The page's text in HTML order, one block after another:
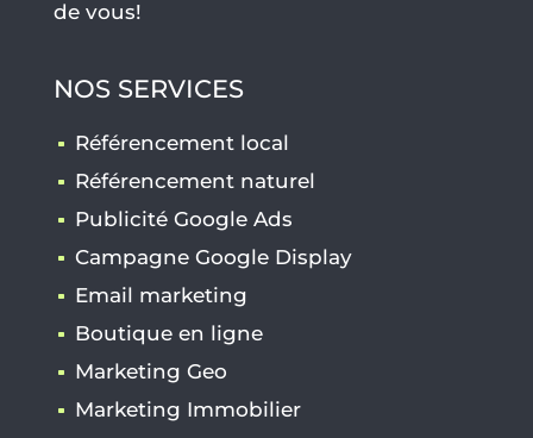
de vous!
NOS SERVICES
Référencement local
Référencement naturel
Publicité Google Ads
Campagne Google Display
Email marketing
Boutique en ligne
Marketing Geo
Marketing Immobilier